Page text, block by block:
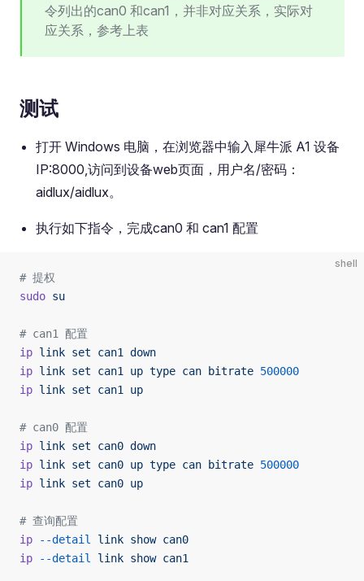
令列出的can0 和can1，并非对应关系，实际对
应关系，参考上表
测试
打开 Windows 电脑，在浏览器中输入犀牛派 A1 设备
IP:8000,访问到设备web页面，用户名/密码：
aidlux/aidlux。
执行如下指令，完成can0 和 can1 配置
shell
# 提权
sudo su
# can1 配置
ip link set can1
down
ip link set can1 up type can bitrate 500000
ip link set can1 up
# can0 配置
ip link set can0 down
ip link set can0 up type can bitrate 500000
ip link set can0 up
# 查询配置
ip --detail link show can0
ip --detail link show can1